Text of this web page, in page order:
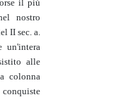
il più
nostro
II sec. a.
un'intera
alle
colonna